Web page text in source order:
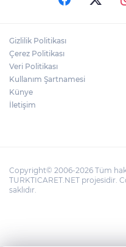
Fiyatı 1
Gizlilik Politikası
Çerez Politikası
Veri Politikası
Kullanım Şartnamesi
Künye
İletişim
Copyright© 2006-2026 Tüm
TURKTICARET.NET projesidir.
saklıdır.